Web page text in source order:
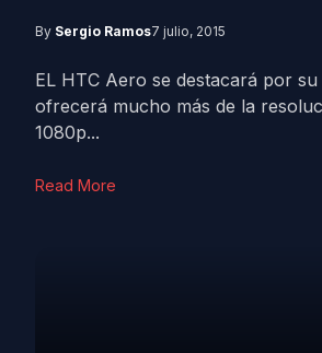
By Sergio Ramos7 julio, 2015
EL HTC Aero se destacará por
ofrecerá mucho más de la
1080p...
Read More